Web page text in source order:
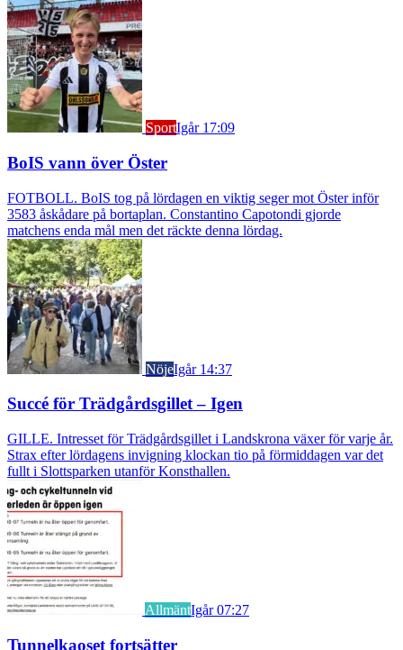
SportIgår 17:09
BoIS vann över Öster
FOTBOLL. BoIS tog på lördagen en viktig seger mot Öster inför
3583 åskådare på bortaplan. Constantino Capotondi gjorde
matchens enda mål men det räckte denna lördag.
NöjeIgår 14:37
Succé för Trädgårdsgillet – Igen
GILLE. Intresset för Trädgårdsgillet i Landskrona växer för varje år.
Strax efter lördagens invigning klockan tio på förmiddagen var det
fullt i Slottsparken utanför Konsthallen.
AllmäntIgår 07:27
Tunnelkaoset fortsätter